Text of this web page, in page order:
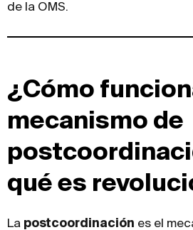
de la OMS.
¿Cómo
mecanismo de
qué es
La postcoordinación es el